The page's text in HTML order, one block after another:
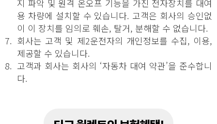
지 파악 및 원격 온오프 기능을 가진 전자장치를 대여
용 차량에 설치할 수 있습니다. 고객은 회사의 승인없
이 이 장치를 임의로 훼손, 탈거, 분해할 수 없습니다.
7. 회사는 고객 및 제2운전자의 개인정보를 수집, 이용,
제공할 수 있습니다.
8. 고객과 회사는 회사의 ‘자동차 대여 약관’을 준수합니
다.